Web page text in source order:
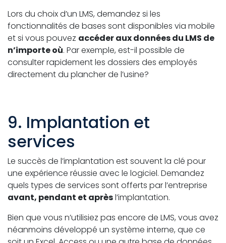
Lors du choix d’un LMS, demandez si les
fonctionnalités de bases sont disponibles via mobile
et si vous pouvez accéder aux données du LMS de
n’importe où. Par exemple, est-il possible de
consulter rapidement les dossiers des employés
directement du plancher de l’usine?
9. Implantation et
services
Le succès de l’implantation est souvent la clé pour
une expérience réussie avec le logiciel. Demandez
quels types de services sont offerts par l’entreprise
avant, pendant et aprèsl’implantation.
Bien que vous n’utilisiez pas encore de LMS, vous avez
néanmoins développé un système interne, que ce